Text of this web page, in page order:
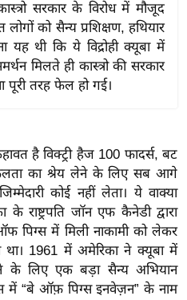
सरकार के विरोध में मौजूद
लोगों को सैन्य प्रशिक्षण, हथियार
थी कि ये विद्रोही क्यूबा में
मिलते ही कास्त्रो की सरकार
पूरी तरह फेल हो गई।
है विक्ट्री हैज 100 फादर्स, बट
का श्रेय लेने के लिए सब आगे
कोई नहीं लेता। ये वाक्या
राष्ट्रपति जॉन एफ कैनेडी द्वारा
पिग्स में मिली नाकामी को लेकर
था। 1961 में अमेरिका ने क्यूबा में
के लिए एक बड़ा सैन्य अभियान
में “बे ऑफ़ पिग्स इनवेज़न” के नाम